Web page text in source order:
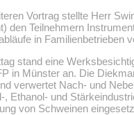
Vortrag stellte Herr
den Teilnehmern
in Familienbetrieben
stand eine
in Münster an. Die
verwertet Nach- und
, Ethanol- und
von Schweinen